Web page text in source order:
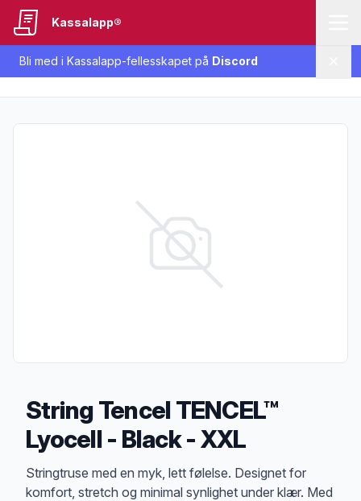
Bli med i Kassalapp-fellesskapet på Discord
Kassalapp®
String Tencel TENCEL™
Lyocell - Black - XXL
Produktbeskrivelse
Stringtruse med en myk, lett følelse. Designet for
komfort, stretch og minimal synlighet under klær. Med